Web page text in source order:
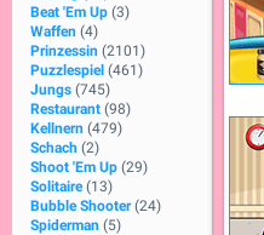
Beat 'Em Up (3)
Waffen (4)
Prinzessin (2101)
Puzzlespiel (461)
Jungs (745)
Restaurant (98)
Kellnern (479)
Schach (2)
Shoot 'Em Up (29)
Solitaire (13)
Bubble Shooter (24)
Spiderman (5)